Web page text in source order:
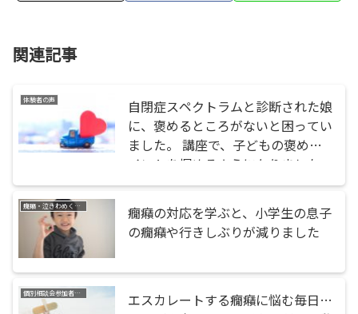
関連記事
体験者の声
自閉症スペクトラムと診断された娘
に、褒めるところがないと困ってい
ました。 講座で、子どもの褒めポ
イントを掴めるようになりました
癇癪・泣きわめく・暴れる
癇癪の対応を学ぶと、小学生の息子
の癇癪や行きしぶりが減りました
個別相談会参加者の声
エスカレートする癇癪に悩む毎日…